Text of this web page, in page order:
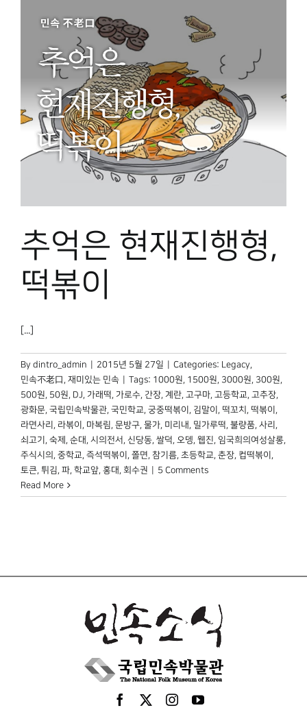
추억은 현재진행형,
떡볶이
[...]
By dintro_admin 2015년 5월 27일 Categories: Legacy,
민속不老口 , 재미있는 민속 Tags: 1000원, 1500원, 3000원, 300원,
500원, 50원, DJ, 가래떡, 가로수, 간장, 계란, 고구마, 고등학교, 고추장,
광화문, 국립민속박물관, 국민학교, 궁중떡볶이 , 김말이 , 떡꼬치 , 떡볶이 ,
라면사리 , 라볶이 , 마복림, 문방구, 물가, 미리내 , 밀가루떡, 불량품, 사리 ,
쇠고기 , 숙제 , 순대 , 시의전서 , 신당동, 쌀덕, 오뎅, 웹진, 임국희의여성살롱,
주식시의 , 중학교, 즉석떡볶이 , 쫄면, 참기름, 초등학교, 춘장, 컵떡볶이 ,
토큰, 튀김, 파, 학교앞, 홍대 , 회수권
5 Comments
Read More